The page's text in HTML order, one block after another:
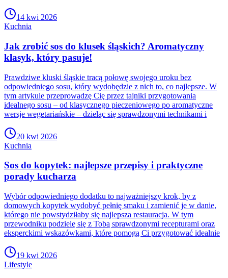
14 kwi 2026
Kuchnia
Jak zrobić sos do klusek śląskich? Aromatyczny
klasyk, który pasuje!
Prawdziwe kluski śląskie tracą połowę swojego uroku bez
odpowiedniego sosu, który wydobędzie z nich to, co najlepsze. W
tym artykule przeprowadzę Cię przez tajniki przygotowania
idealnego sosu – od klasycznego pieczeniowego po aromatyczne
wersje wegetariańskie – dzieląc się sprawdzonymi technikami i
20 kwi 2026
Kuchnia
Sos do kopytek: najlepsze przepisy i praktyczne
porady kucharza
Wybór odpowiedniego dodatku to najważniejszy krok, by z
domowych kopytek wydobyć pełnię smaku i zamienić je w danie,
którego nie powstydziłaby się najlepsza restauracja. W tym
przewodniku podzielę się z Tobą sprawdzonymi recepturami oraz
eksperckimi wskazówkami, które pomogą Ci przygotować idealnie
19 kwi 2026
Lifestyle